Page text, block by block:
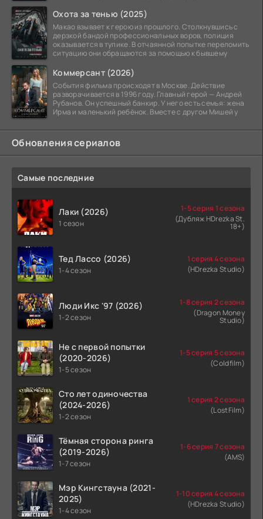
Охота за тенью (2025)
Макао взывает к герою из прошлого. Столкнувшись с
дерзкой бандой профессиональных воров, полиция
оказывается в тупике. В отчаянной попытке переломить
ситуацию они обращаются за помощью к бывшему
Коммерсант (2026)
События фильма происходят в Москве. Действие
разворачивается в 1996 году. Главный герой — Андрей
Рубанов. Он успешный банкир. У него есть семья: жена
Ирма и маленький ребёнок. Вместе с другом Мишей у
Обновления сериалов
Самые последние
Лаки (2026)
1 сезон
1-5 серия 1 сезона
(Дубляж HDrezka St.
18+)
Тед Лассо (2026)
1-4 сезон
1 серия 4 сезона
(HDrezka Studio)
Люди Икс '97 (2026)
1-2 сезон
1-8 серия 2 сезона
(Dragon Money
Studio)
Не с первой попытки
(2020-2026)
1-5 сезон
1-5 серия 5 сезона
(Coldfilm)
Сто лет одиночества
(2024-2026)
1-2 сезон
1 серия 2 сезона
(LostFilm)
Тёмная сторона ринга
(2019-2026)
1-7 сезон
1-6 серия 7 сезона
(AMS)
Мэр Кингстауна (2021-
2025)
1-4 сезон
1-10 серия 4 сезона
(HDrezka Studio)